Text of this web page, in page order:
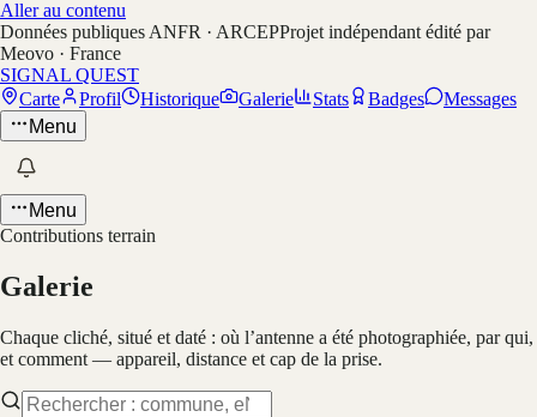
Aller au contenu
Données publiques ANFR · ARCEPProjet indépendant édité par
Meovo · France
SIGNAL QUEST
Carte
Profil Historique Galerie Stats Badges
Messages
Menu
Menu
Contributions terrain
Galerie
Chaque cliché, situé et daté : où l’antenne a été photographiée, par qui,
et comment — appareil, distance et cap de la prise.